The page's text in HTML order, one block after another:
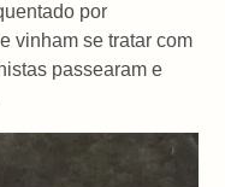
por
vinham se tratar com
passearam e